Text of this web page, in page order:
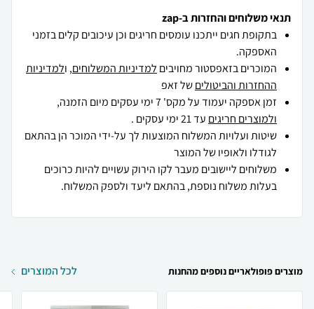
תנאי משלוחים והחזרות ב-zap
בתקופת חגים ייתכנו עומסים חריגים וכן עיכובים קלים בזמני
האספקה.
המוכרים בזאפסטור מחויבים למדיניות המשלוחים, ולמדיניות
ההחזרות והביטוליםשל זאפ
זמן אספקה יעמוד על מקס' 7 ימי עסקים מיום הזמנה,
ולמוצרים חריגים עד 21 ימי עסקים .
שיטות ועלויות המשלוח המוצעות לך על-ידי המוכר הן בהתאם
לגודלו ולאופיו של המוצר
משלוחים ליישובים מעבר לקו הירוק עשויים להיות כרוכים
בעלות משלוח נוספת, בהתאם ליעד ולספק המשלוח.
מוצרים פופולאריים נוספים מהחנות לכל המוצרים